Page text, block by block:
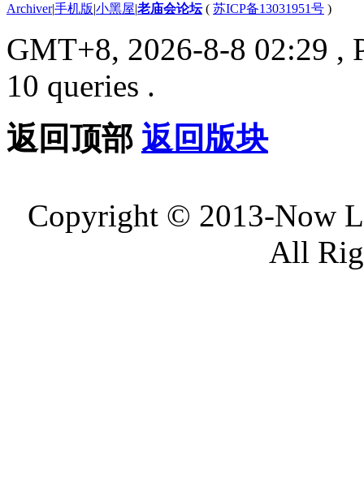
Archiver|手机版|小黑屋|老庙会论坛( 苏ICP备13031951号 )
GMT+8, 2026-8-8 02:29 ,
10 queries .
返回顶部 返回版块
Copyright © 2013-Now
All